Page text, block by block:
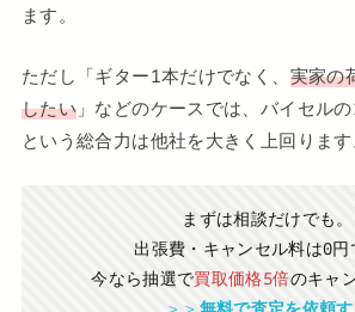
ます。
ただし「ギター1本だけでなく、 実家の
したい 」などのケースでは、バイセル
という総合力は他社を大きく上回ります
まずは相談だけでも。
出張費・キャンセル料は0円
今なら抽選で買取価格5倍のキャ